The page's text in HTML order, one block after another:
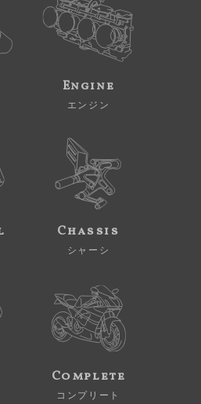
Engine
エンジン
Chassis
シャーシ
Complete
コンプリート